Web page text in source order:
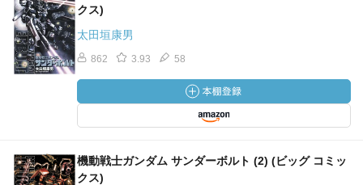
クス)
太田垣康男
862 3.93 58
機動戦士ガンダム サンダーボルト (2) (ビッグ コミッ
クス)